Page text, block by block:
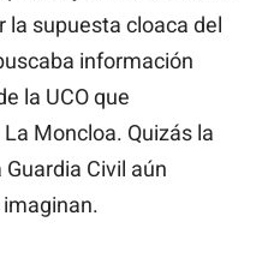
la supuesta cloaca del
información
la UCO que
Moncloa. Quizás la
Civil aún